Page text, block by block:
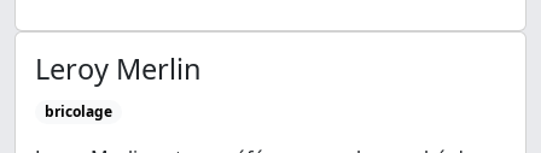
Leroy Merlin
bricolage